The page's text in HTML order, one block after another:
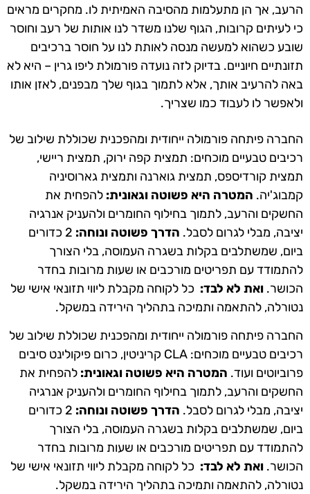
הרעב, אך הן מתעלמות מהסיבה האמיתית לו. מחקרים מראים
כי לעיתים קרובות, הגוף שלנו משדר לנו אותות של רעב וחוסר
שובע כשהוא למעשה מנסה לאותת לנו על חוסר ברכיבים
תזונתיים חיוניים. בדיוק לזה נועדה פורמולת ליפו גרין – היא לא
באה להרעיב אותך, אלא לתמוך בגוף שלך מבפנים, לאזן אותו
ולאפשר לו לעבוד כמו שצריך.
החברה פיתחה פורמולה ייחודית ומהפכנית שכוללת שילוב של
רכיבים טבעיים מוכחים: תמצית קפה ירוק, תמצית ריישי,
תמצית קורדיספס, תמצית גוארנה ותמצית גארוסיניה
קמבוג'יה. המטרה היא פשוטה וגאונית: להפחית את
החשקים והרעב, לתמוך בחילוף החומרים ולהעניק אנרגיה
יציבה, מבלי לגרום לסבל. הדרך פשוטה ונוחה:
2 כדורים
ביום, שמשתלבים בקלות בשגרה העמוסה, בלי הצורך
להתמודד עם תפריטים מורכבים או שעות מרובות בחדר
הכושר. ואת לא לבד: כל לקוחה מקבלת ליווי תזונאי אישי של
נטורלה, להתאמה ותמיכה בתהליך הירידה במשקל.
החברה פיתחה פורמולה ייחודית ומהפכנית שכוללת שילוב של
רכיבים טבעיים מוכחים:
CLA קריניטין, כרום פיקולינט סיבים
פרוביוטים ועוד. המטרה היא פשוטה וגאונית: להפחית את
החשקים והרעב, לתמוך בחילוף החומרים ולהעניק אנרגיה
יציבה, מבלי לגרום לסבל. הדרך פשוטה ונוחה:
2 כדורים
ביום, שמשתלבים בקלות בשגרה העמוסה, בלי הצורך
להתמודד עם תפריטים מורכבים או שעות מרובות בחדר
הכושר. ואת לא לבד: כל לקוחה מקבלת ליווי תזונאי אישי של
נטורלה, להתאמה ותמיכה בתהליך הירידה במשקל.